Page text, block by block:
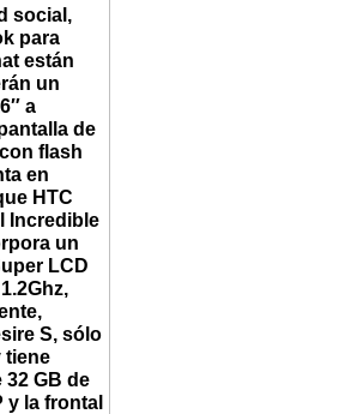
social,
para
están
un
a
de
flash
en
HTC
Incredible
un
LCD
S, sólo
tiene
GB de
y la frontal